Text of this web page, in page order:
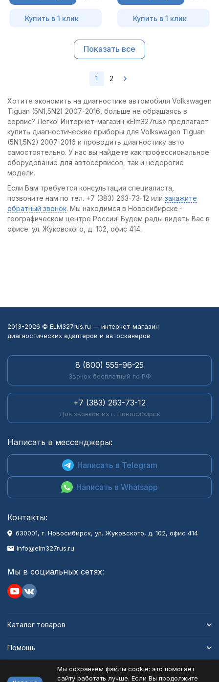
Купить в 1 клик Купить в 1 клик
Показать все
1 2
Хотите экономить на диагностике автомобиля Volkswagen
Tiguan (5N1,5N2) 2007-2016, больше не обращаясь в
сервис? Легко! Интернет-магазин «Elm327rus» предлагает
купить диагностические приборы для Volkswagen Tiguan
(5N1,5N2) 2007-2016 и проводить диагностику авто
самостоятельно. У нас вы найдете как профессиональное
оборудование для автосервисов, так и недорогие
модели.
Если Вам требуется консультация специалиста,
позвоните нам по тел. +7 (383) 263-73-12 или закажите
обратный звонок. Мы находимся в Новосибирске -
географическом центре России! Будем рады видеть Вас в
офисе: ул. Жуковского, д. 102, офис 414.
2013-2026 © ELM327rus.ru — интернет-магазин
диагностических адаптеров и автосканеров
8 (800) 555-96-25
Звонок бесплатный по РФ
+7 (383) 263-73-12
Для звонков из г. Новосибирск
Написать в мессенджеры:
Написать в Telegram
Написать в Whatsapp
Контакты:
630001, г. Новосибирск, ул. Жуковского, д. 102, офис 414
info@elm327rus.ru
Мы в социальных сетях:
Каталог товаров
Помощь
Мы сохраняем файлы cookie: это помогает
сайту работать лучше. Если Вы продолжите